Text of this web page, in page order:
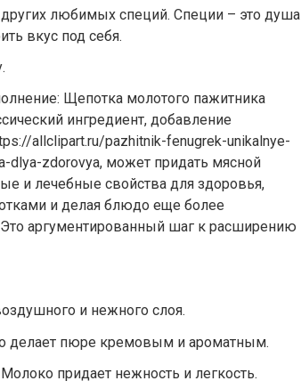
других любимых специй. Специи – это душа
вкус под себя.
Щепотка молотого пажитника
ингредиент, добавление
allclipart.ru/pazhitnik-fenugrek-unikalnye-
dlya-zdorovya, может придать мясной
и лечебные свойства для здоровья,
и делая блюдо еще более
аргументированный шаг к расширению
и нежного слоя.
делает пюре кремовым и ароматным.
придает нежность и легкость.